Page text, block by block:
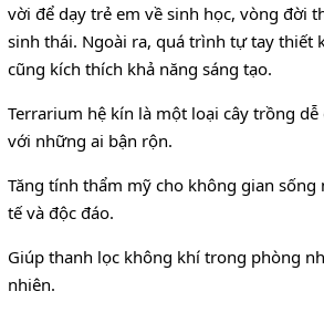
vời để dạy trẻ em về sinh học, vòng đời
sinh thái. Ngoài ra, quá trình tự tay thiết
cũng kích thích khả năng sáng tạo.
Terrarium hệ kín là một loại cây trồng
với những ai bận rộn.
Tăng tính thẩm mỹ cho không gian sống
tế và độc đáo.
Giúp thanh lọc không khí trong phòng
nhiên.